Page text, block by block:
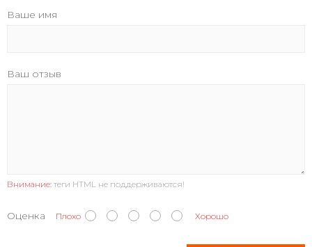
Ваше имя
Ваш отзыв
Внимание: теги HTML не поддерживаются!
Оценка Плохо Хорошо